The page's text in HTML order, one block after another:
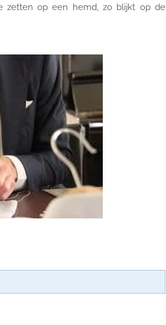
zetten op een hemd, zo blijkt op de